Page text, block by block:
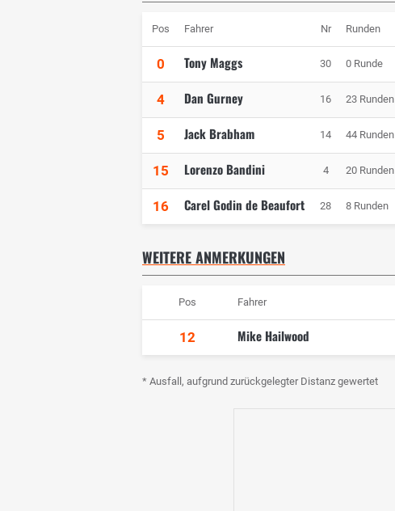
Pos Fahrer Nr Runden
0 Tony Maggs 30 0 Runde
4 Dan Gurney 16 23 Runden
5 Jack Brabham 14 44 Runden
15 Lorenzo Bandini 4 20 Runden
16 Carel Godin de Beaufort 28 8 Runden
WEITERE ANMERKUNGEN
Pos Fahrer
12 Mike Hailwood
* Ausfall, aufgrund zurückgelegter Distanz gewertet